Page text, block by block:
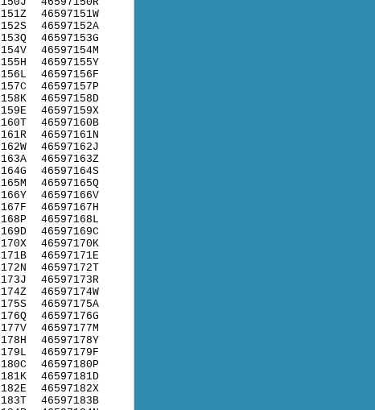
46597151W
46597152A
46597153G
46597154M
46597155Y
46597156F
46597157P
46597158D
46597159X
46597160B
46597161N
46597162J
46597163Z
46597164S
46597165Q
46597166V
46597167H
46597168L
46597169C
46597170K
46597171E
46597172T
46597173R
46597174W
46597175A
46597176G
46597177M
46597178Y
46597179F
46597180P
46597181D
46597182X
46597183B